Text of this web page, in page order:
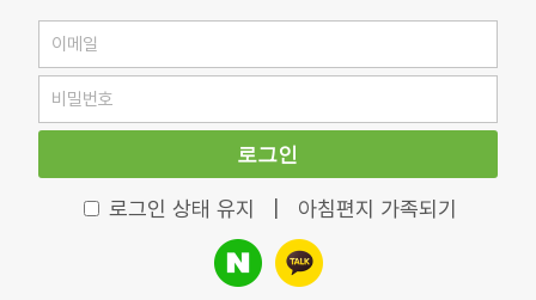
로그인
로그인 상태 유지 아침편지 가족되기